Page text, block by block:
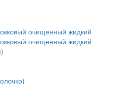
очищенный жидкий
очищенный жидкий